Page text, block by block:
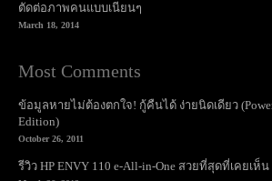
ตัดต่อภาพคนแบบเนียนๆ
March 18, 2014
Most Comments
ข้อมูลหายไม่ต้องตกใจ! กู้คืนได้ ง่ายนิดเดียว (Power
Edition)
October 26, 2011
รีวิว HP ENVY 110 e-All-in-One สวยที่สุดที่เคยเ